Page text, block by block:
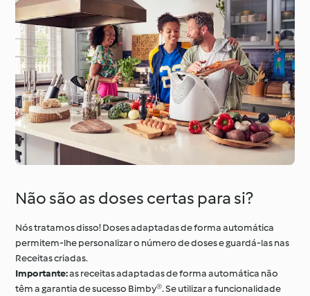
Não são as doses certas para si?
Nós tratamos disso! Doses adaptadas de forma automática
permitem-lhe personalizar o número de doses e guardá-las nas
Receitas criadas.
Importante:as receitas adaptadas de forma automática não
têm a garantia de sucesso Bimby®. Se utilizar a funcionalidade